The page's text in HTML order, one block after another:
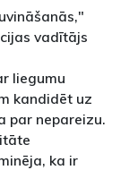
vadītājs
liegumu
kandidēt uz
par nepareizu.
ka ir